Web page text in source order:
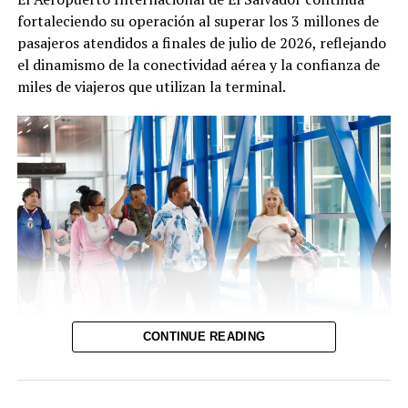
RELATED TOPICS:
DE FORMA LEGAL A CANADÁ
NUEVO CONTINGENTE DE SALVADOREÑOS
SALDRÁ EL LUNES A TRABAJAR
Nuevo contingente de salvadoreños partió este día hacia
Canadá
DON'T MISS
Organizan encuentro con más de 400 beneficiados con
el programa de Movilidad Laboral
fortaleciendo su operación al superar los 3 millones de
pasajeros atendidos a finales de julio de 2026, reflejando
el dinamismo de la conectividad aérea y la confianza de
miles de viajeros que utilizan la terminal.
CONTINUE READING